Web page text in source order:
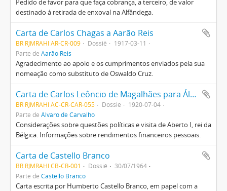
Pedido de favor para que faça cobrança, a terceiro, de valor
destinado á retirada de enxoval na Alfândega.
Carta de Carlos Chagas a Aarão Reis
BR RJMRAHI AR-CR-009 Dossiê
1917-03-11
Parte de Aarão Reis
Agradecimento ao apoio e os cumprimentos enviados pela sua
nomeação como substituto de Oswaldo Cruz.
Carta de Carlos Leôncio de Magalhães para Álvaro de Carvalho
BR RJMRAHI AC-CR-CAR-055 Dossiê
1920-07-04
Parte de Álvaro de Carvalho
Considerações sobre questões políticas e visita de Aberto I, rei da
Bélgica. Informações sobre rendimentos financeiros pessoais.
Carta de Castello Branco
BR RJMRAHI CB-CR-001 Dossiê
30/07/1964
Parte de Castello Branco
Carta escrita por Humberto Castello Branco, em papel com a